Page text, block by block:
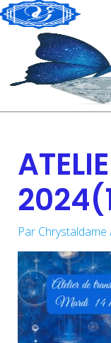
Aller
au
contenu
Par Chrystaldame